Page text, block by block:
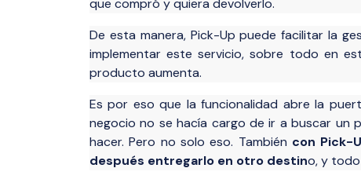
Distribución
peligrosos
hormigón,
monitoreo
que compró y quiera devolverlo.
De esta manera, Pick-Up puede facilitar la
implementar este servicio, sobre todo en
producto aumenta.
Es por eso que la funcionalidad abre la
negocio no se hacía cargo de ir a buscar un
hacer. Pero no solo eso. También con Pick-
después entregarlo en otro destino, y todo